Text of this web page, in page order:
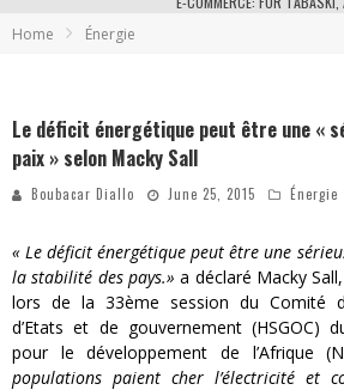
How Technology Has
Home Énergie
Le déficit énergétique peut être une «
paix » selon Macky Sall
Boubacar Diallo June 25, 2015 Énergie
« Le déficit énergétique peut être une
la stabilité des pays.» a déclaré Macky
lors de la 33ème session du Comité
d’Etats et de gouvernement (HSGOC)
pour le développement de l’Afrique
populations paient cher l’électricité et